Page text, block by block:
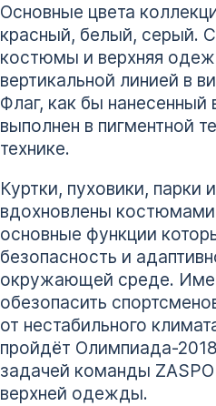
Основные цвета
красный, белый, серый.
костюмы и верхняя
вертикальной линией в
Флаг, как бы нанесенный
выполнен в пигментной
технике.
Куртки, пуховики, парки
вдохновлены
основные функции
безопасность и
окружающей среде.
обезопасить
от нестабильного
пройдёт Олимпиада-
задачей команды
верхней одежды.